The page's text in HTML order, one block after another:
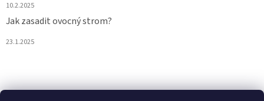
10.2.2025
Jak zasadit ovocný strom?
23.1.2025